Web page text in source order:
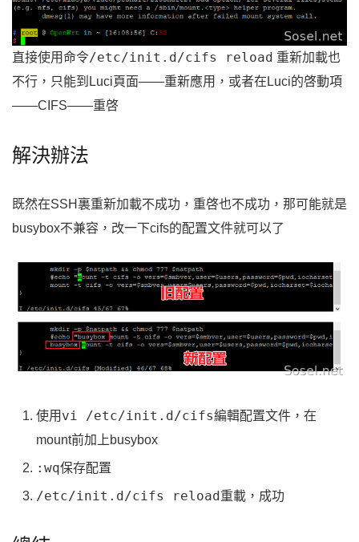
直接使用命令/etc/init.d/cifs reload 重新加載也
不行，只能到Luci頁面——重新應用，或者在Luci的啓動項
——CIFS——重啓
解決辦法
既然在SSH裏重新加載不成功，重啓也不成功，那可能就是
busybox不兼容，改一下cifs的配置文件就可以了
使用 vi /etc/init.d/cifs編輯配置文件，在
mount前加上busybox
:wq保存配置
/etc/init.d/cifs reload重載，成功